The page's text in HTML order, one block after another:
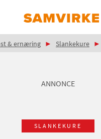
& ernæring Slankekure
ANNONCE
SLANKEKURE